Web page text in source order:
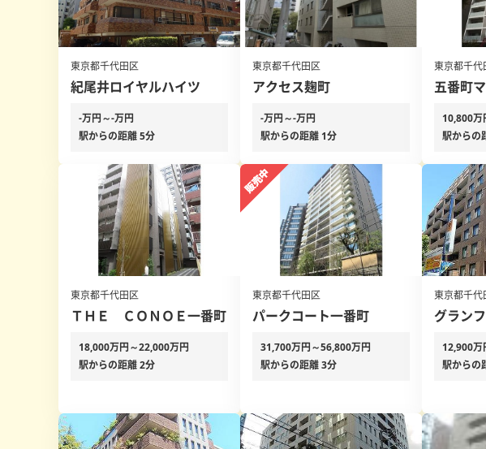
東京都千代田区
紀尾井ロイヤルハイツ
-万円～-万円
駅からの距離 5分
東京都千代田区
アクセス麹町
-万円～-万円
駅からの距離 1分
東京都千代
五番町
10,800万
駅からの
東京都千代田区
ＴＨＥ ＣＯＮＯＥ一番町
18,000万円～22,000万円
駅からの距離 2分
東京都千代田区
パークコート一番町
31,700万円～56,800万円
駅からの距離 3分
東京都千代
グラン
12,900万
駅からの